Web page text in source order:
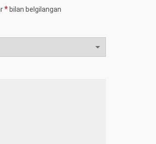
* bilan belgilangan